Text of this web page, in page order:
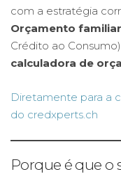
com a estratégia
Orçamento
Crédito ao
calculadora de
Diretamente para a
do credxperts.ch
Porque é que o